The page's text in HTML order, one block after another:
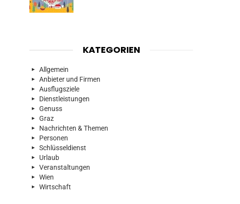
KATEGORIEN
Allgemein
Anbieter und Firmen
Ausflugsziele
Dienstleistungen
Genuss
Graz
Nachrichten & Themen
Personen
Schlüsseldienst
Urlaub
Veranstaltungen
Wien
Wirtschaft